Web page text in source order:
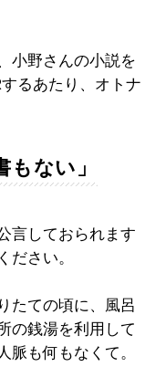
小野さんの小説を
るあたり、オトナ
もない」
言しておられます
ださい。
たての頃に、風呂
の銭湯を利用して
脈も何もなくて。